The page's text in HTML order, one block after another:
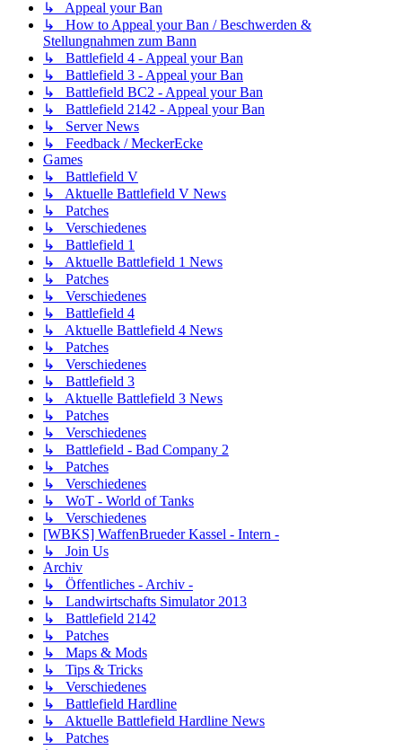
↳ Appeal your Ban
↳ How to Appeal your Ban / Beschwerden &
Stellungnahmen zum Bann
↳ Battlefield 4 - Appeal your Ban
↳ Battlefield 3 - Appeal your Ban
↳ Battlefield BC2 - Appeal your Ban
↳ Battlefield 2142 - Appeal your Ban
↳ Server News
↳ Feedback / MeckerEcke
Games
↳ Battlefield V
↳ Aktuelle Battlefield V News
↳ Patches
↳ Verschiedenes
↳ Battlefield 1
↳ Aktuelle Battlefield 1 News
↳ Patches
↳ Verschiedenes
↳ Battlefield 4
↳ Aktuelle Battlefield 4 News
↳ Patches
↳ Verschiedenes
↳ Battlefield 3
↳ Aktuelle Battlefield 3 News
↳ Patches
↳ Verschiedenes
↳ Battlefield - Bad Company 2
↳ Patches
↳ Verschiedenes
↳ WoT - World of Tanks
↳ Verschiedenes
[WBKS] WaffenBrueder Kassel - Intern -
↳ Join Us
Archiv
↳ Öffentliches - Archiv -
↳ Landwirtschafts Simulator 2013
↳ Battlefield 2142
↳ Patches
↳ Maps & Mods
↳ Tips & Tricks
↳ Verschiedenes
↳ Battlefield Hardline
↳ Aktuelle Battlefield Hardline News
↳ Patches